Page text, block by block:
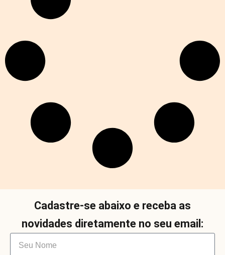
Cadastre-se abaixo e receba as
novidades diretamente no seu email: